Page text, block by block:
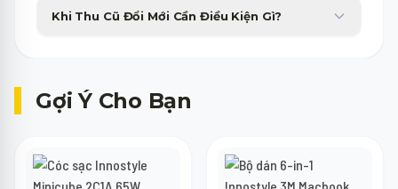
Sản phẩm bị lỗi phần cứng từ nhà sản xuất sẽ được đổi máy mới
tương đương trong 30 ngày đầu tiên không tốn phí.
Khi Thu Cũ Đổi Mới Cần Điều Kiện Gì?
Gợi Ý Cho Bạn